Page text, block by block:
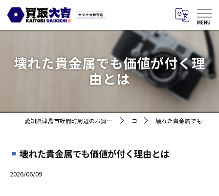
壊れた貴金属でも価値が付く理
由とは
愛知県津島市蛭間町周辺のお買取りなら買取大吉 ヤマナカ神守店 コラム 壊れた貴金属でも価値が付く理由とは
壊れた貴金属でも価値が付く理由とは
2026/06/09